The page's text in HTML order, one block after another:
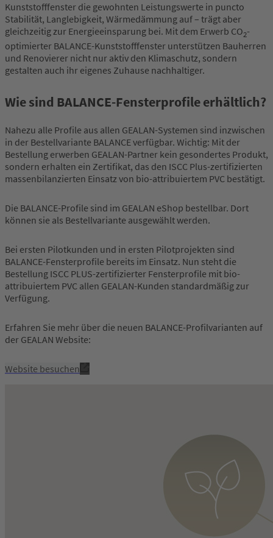
Kunststofffenster die gewohnten Leistungswerte in puncto
Stabilität, Langlebigkeit, Wärmedämmung auf – trägt aber
gleichzeitig zur Energieeinsparung bei. Mit dem Erwerb CO2-
optimierter BALANCE-Kunststofffenster unterstützen Bauherren
und Renovierer nicht nur aktiv den Klimaschutz, sondern
gestalten auch ihr eigenes Zuhause nachhaltiger.
Wie sind BALANCE-Fensterprofile erhältlich?
Nahezu alle Profile aus allen GEALAN-Systemen sind inzwischen
in der Bestellvariante BALANCE verfügbar. Wichtig: Mit der
Bestellung erwerben GEALAN-Partner kein gesondertes Produkt,
sondern erhalten ein Zertifikat, das den ISCC Plus-zertifizierten
massenbilanzierten Einsatz von bio-attribuiertem PVC bestätigt.
Die BALANCE-Profile sind im GEALAN eShop bestellbar. Dort
können sie als Bestellvariante ausgewählt werden.
Bei ersten Pilotkunden und in ersten Pilotprojekten sind
BALANCE-Fensterprofile bereits im Einsatz. Nun steht die
Bestellung ISCC PLUS-zertifizierter Fensterprofile mit bio-
attribuiertem PVC allen GEALAN-Kunden standardmäßig zur
Verfügung.
Erfahren Sie mehr über die neuen BALANCE-Profilvarianten auf
der GEALAN Website:
Website besuchen